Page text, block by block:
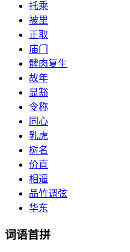
托乘
被里
正取
庙门
髀肉复生
故年
显豁
令称
同心
乳虎
树名
价直
相逼
品竹调弦
华东
词语首拼